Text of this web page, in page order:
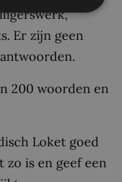
Er zijn geen
200 woorden en
Loket goed
zo is en geef een